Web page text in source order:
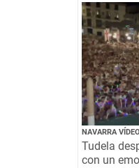
NAVARRA VÍDEO
Tudela
con un